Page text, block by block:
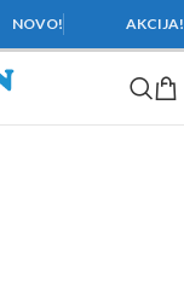
NOVO! AKCIJA!